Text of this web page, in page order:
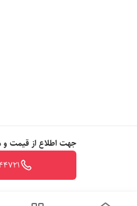
جهت اطلاع از قیمت